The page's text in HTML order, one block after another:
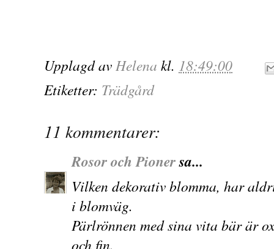
Upplagd av Helena kl. 18:49:00
Etiketter: Trädgård
11 kommentarer:
Rosor och Pionersa...
Vilken dekorativ blomma, har
i blomväg.
Pärlrönnen med sina vita bär är
och fin.